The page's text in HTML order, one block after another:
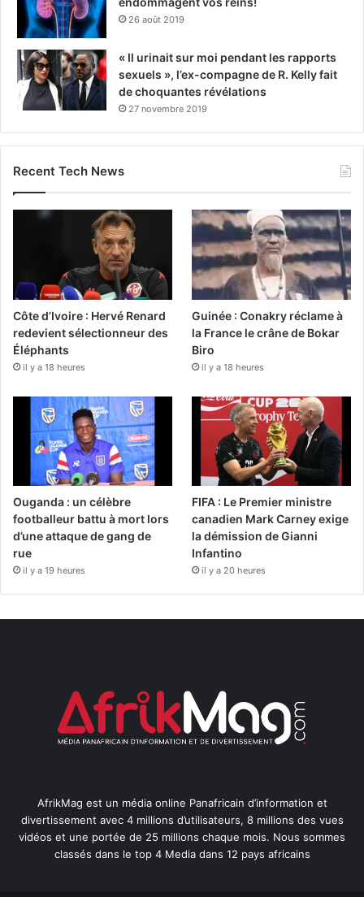
26 août 2019
« Il urinait sur moi pendant les rapports
sexuels », l’ex-compagne de R. Kelly fait
de choquantes révélations
27 novembre 2019
Recent Tech News
Côte d’Ivoire : Hervé Renard
redevient sélectionneur des
Éléphants
il y a 18 heures
Guinée : Conakry réclame à
la France le crâne de Bokar
Biro
il y a 18 heures
Ouganda : un célèbre
footballeur battu à mort lors
d’une attaque de gang de
rue
il y a 19 heures
FIFA : Le Premier ministre
canadien Mark Carney exige
la démission de Gianni
Infantino
il y a 20 heures
AfrikMag est un média online Panafricain d’information et
divertissement avec 4 millions d’utilisateurs, 8 millions des vues
vidéos et une portée de 25 millions chaque mois. Nous sommes
classés dans le top 4 Media dans 12 pays africains